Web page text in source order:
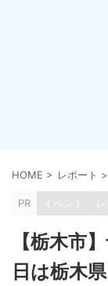
HOME > レポート >
PR イベント
【栃木市
日は栃木